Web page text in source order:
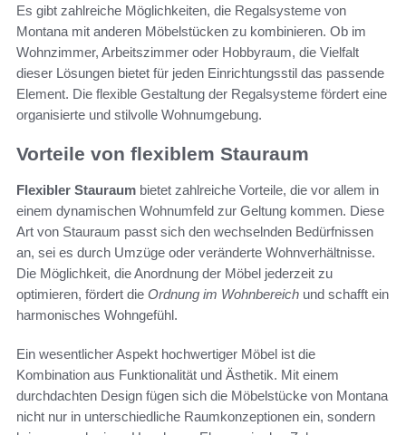
Es gibt zahlreiche Möglichkeiten, die Regalsysteme von
Montana mit anderen Möbelstücken zu kombinieren. Ob im
Wohnzimmer, Arbeitszimmer oder Hobbyraum, die Vielfalt
dieser Lösungen bietet für jeden Einrichtungsstil das passende
Element. Die flexible Gestaltung der Regalsysteme fördert eine
organisierte und stilvolle Wohnumgebung.
Vorteile von flexiblem Stauraum
Flexibler Stauraum bietet zahlreiche Vorteile, die vor allem in
einem dynamischen Wohnumfeld zur Geltung kommen. Diese
Art von Stauraum passt sich den wechselnden Bedürfnissen
an, sei es durch Umzüge oder veränderte Wohnverhältnisse.
Die Möglichkeit, die Anordnung der Möbel jederzeit zu
optimieren, fördert die Ordnung im Wohnbereich und schafft ein
harmonisches Wohngefühl.
Ein wesentlicher Aspekt hochwertiger Möbel ist die
Kombination aus Funktionalität und Ästhetik. Mit einem
durchdachten Design fügen sich die Möbelstücke von Montana
nicht nur in unterschiedliche Raumkonzeptionen ein, sondern